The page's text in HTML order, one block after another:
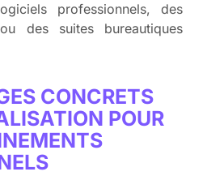
professionnels, des
des suites bureautiques
CONCRETS
POUR